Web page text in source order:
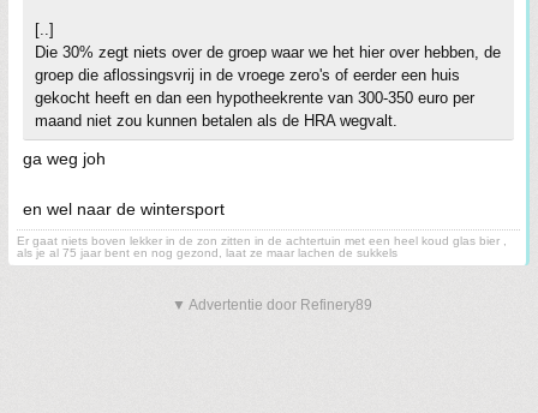
[..]
Die 30% zegt niets over de groep waar we het hier over hebben, de
groep die aflossingsvrij in de vroege zero's of eerder een huis
gekocht heeft en dan een hypotheekrente van 300-350 euro per
maand niet zou kunnen betalen als de HRA wegvalt.
ga weg joh
en wel naar de wintersport
Er gaat niets boven lekker in de zon zitten in de achtertuin met een heel koud glas bier ,
als je al 75 jaar bent en nog gezond, laat ze maar lachen de sukkels
▼ Advertentie door Refinery89